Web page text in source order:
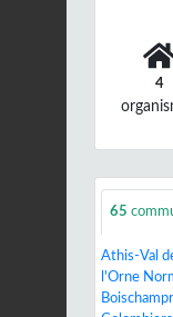
4
65
Athis-Val
l'Orne